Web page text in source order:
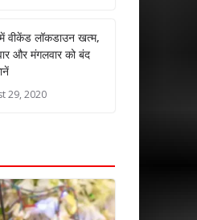
में वीकेंड लॉकडाउन खत्म,
और मंगलवार को बंद
29, 2020